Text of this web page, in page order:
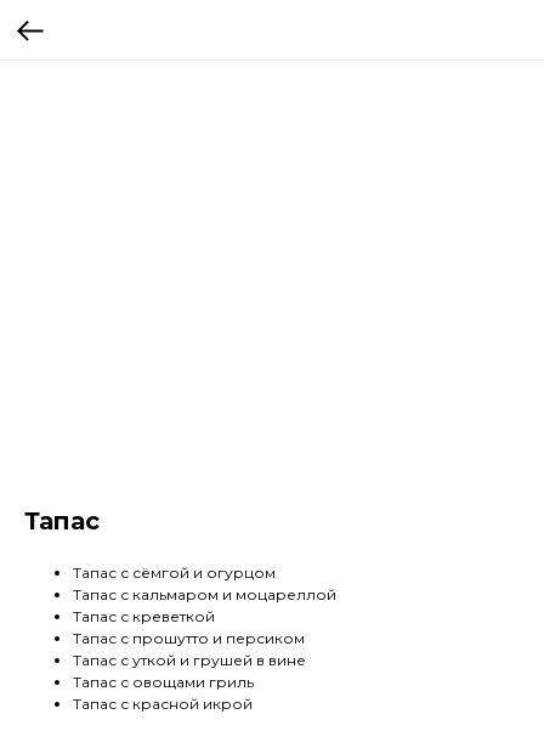
Тапас
Тапас с сёмгой и огурцом
Тапас с кальмаром и моцареллой
Тапас с креветкой
Тапас с прошутто и персиком
Тапас с уткой и грушей в вине
Тапас с овощами гриль
Тапас с красной икрой